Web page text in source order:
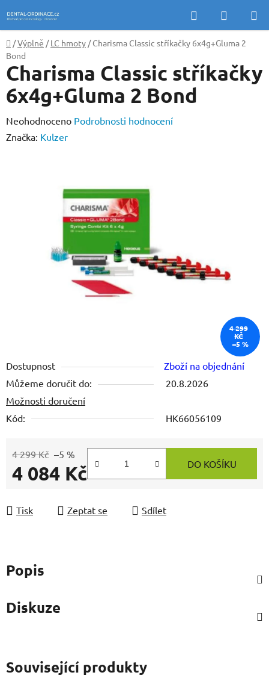
na
obsah
Hledat
KOŠÍK
Domů
/Výplně / LC hmoty / Charisma Classic stříkačky 6x4g+Gluma 2
Bond
Dostupnost
Zboží na objednání
Můžeme doručit do:
20.8.2026
Možnosti doručení
Kód:
HK66056109
4 299 Kč –5 %
4 084 Kč DO KOŠÍKU
Tisk Zeptat se Sdílet
Charisma Classic stříkačky
6x4g+Gluma 2 Bond
Průměrné
hodnocení
Neohodnoceno Podrobnosti hodnocení
Značka: Kulzer
4 299
KČ
–5 %
Popis
Diskuze
Související produkty